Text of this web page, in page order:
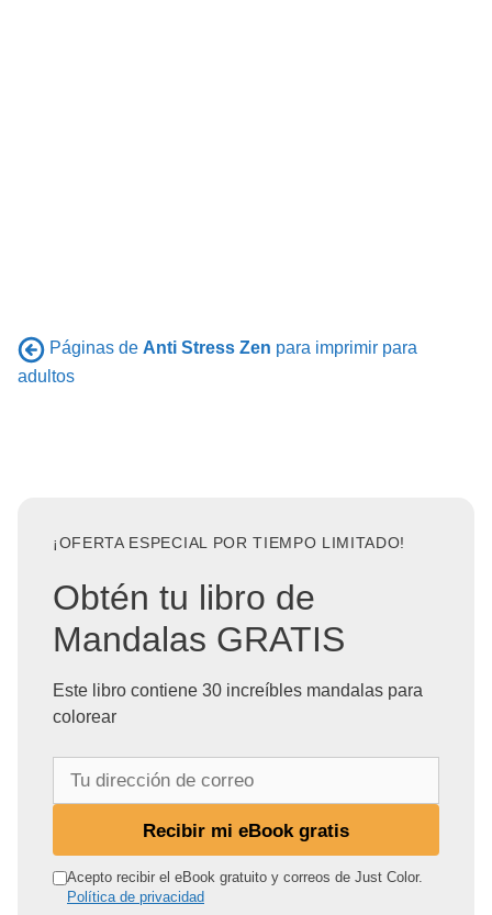
Páginas de Anti Stress Zen para imprimir para
adultos
¡OFERTA ESPECIAL POR TIEMPO LIMITADO!
Obtén tu libro de
Mandalas GRATIS
Este libro contiene 30 increíbles mandalas para
colorear
r
Recibir mi eBook gratis
Acepto recibir el eBook gratuito y correos de Just Color.
Política de privacidad